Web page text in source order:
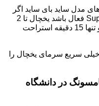
مدل ساید بای ساید اگر
حالت های Power Fridge یا Super Cold فعال باشد یخچال تا 2
ساعت به صورت مداوم کار می کند و تنها 15 دقیقه استراحت
سریع سرمای یخچال را
در دانشگاه